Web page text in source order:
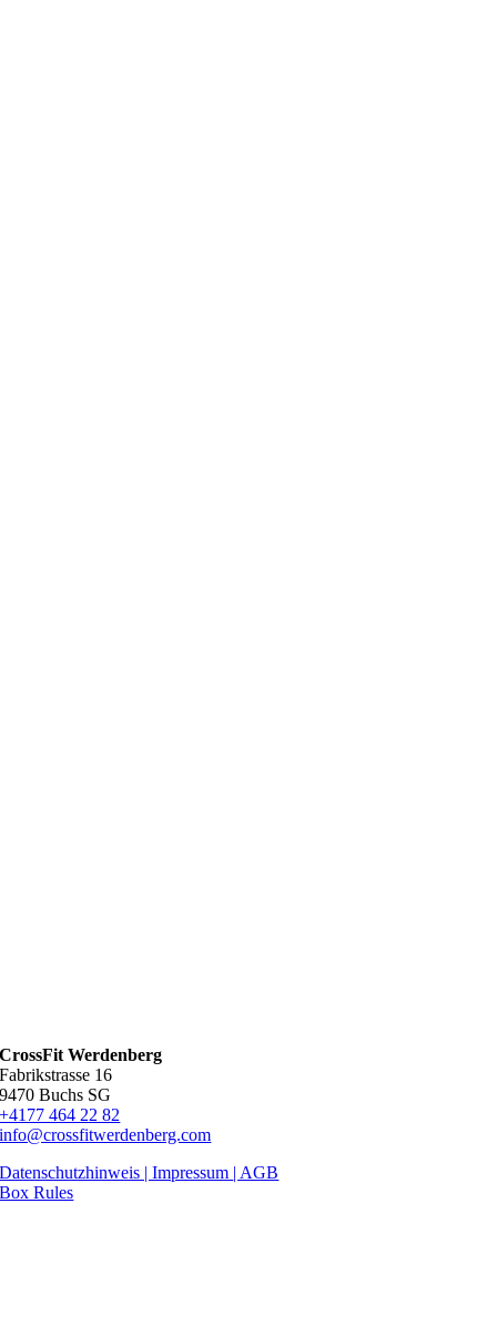
CrossFit Werdenberg
Fabrikstrasse 16
9470 Buchs SG
+4177 464 22 82
info@crossfitwerdenberg.com
Datenschutzhinweis | Impressum | AGB
Box Rules